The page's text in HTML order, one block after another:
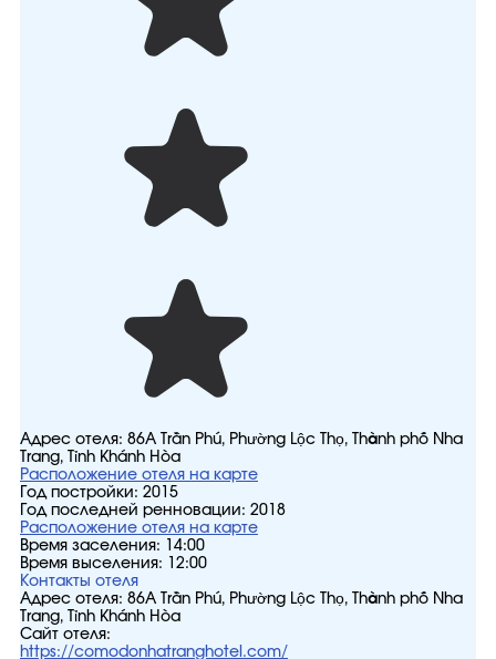
Адрес отеля: 86A Trần Phú, Phường Lộc Thọ, Thành phố Nha
Trang, Tỉnh Khánh Hòa
Расположение отеля на карте
Год постройки: 2015
Год последней ренновации: 2018
Расположение отеля на карте
Время заселения:
14:00
Время выселения:
12:00
Контакты отеля
Адрес отеля: 86A Trần Phú, Phường Lộc Thọ, Thành phố Nha
Trang, Tỉnh Khánh Hòa
Сайт отеля:
https://comodonhatranghotel.com/